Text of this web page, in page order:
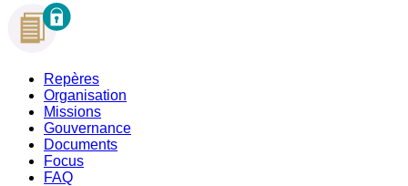
Repères
Organisation
Missions
Gouvernance
Documents
Focus
FAQ